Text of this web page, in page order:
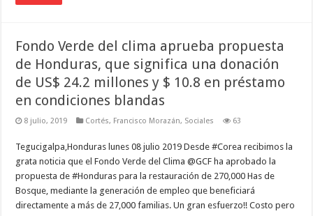
Fondo Verde del clima aprueba propuesta
de Honduras, que significa una donación
de US$ 24.2 millones y $ 10.8 en préstamo
en condiciones blandas
8 julio, 2019 Cortés, Francisco Morazán, Sociales 63
Tegucigalpa,Honduras lunes 08 julio 2019 Desde #Corea recibimos la
grata noticia que el Fondo Verde del Clima @GCF ha aprobado la
propuesta de #Honduras para la restauración de 270,000 Has de
Bosque, mediante la generación de empleo que beneficiará
directamente a más de 27,000 familias. Un gran esfuerzo!! Costo pero